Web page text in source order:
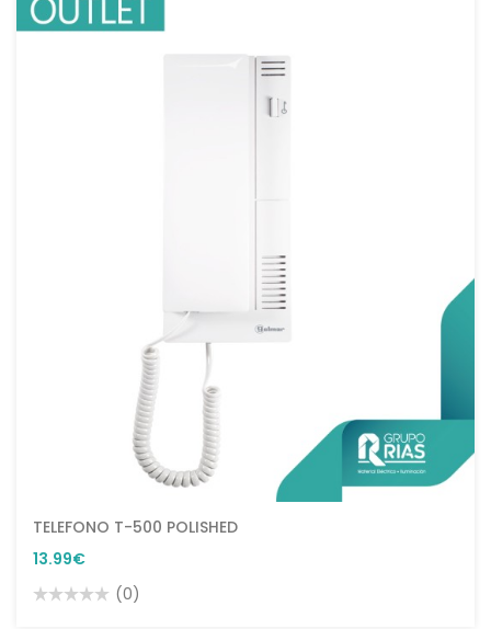
TELEFONO T-500 POLISHED
13.99€
(0)